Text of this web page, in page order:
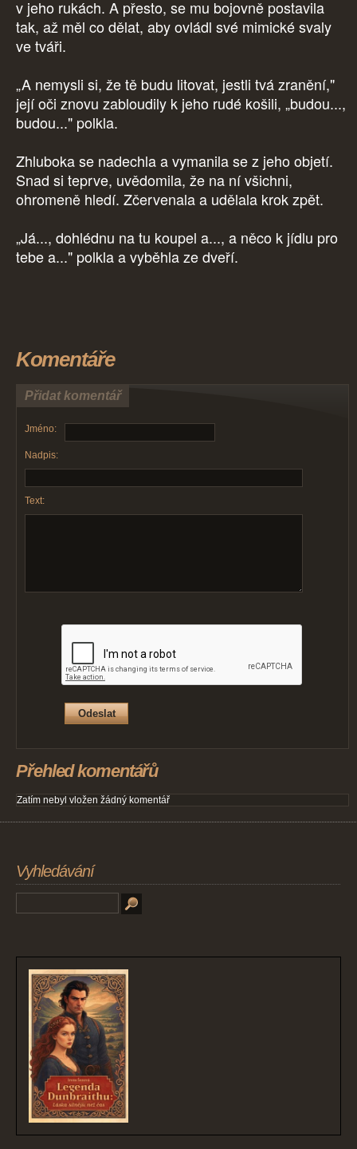
v jeho rukách. A přesto, se mu bojovně postavila
tak, až měl co dělat, aby ovládl své mimické svaly
ve tváři.
„A nemysli si, že tě budu litovat, jestli tvá zranění,"
její oči znovu zabloudily k jeho rudé košili, „budou...,
budou..." polkla.
Zhluboka se nadechla a vymanila se z jeho objetí.
Snad si teprve, uvědomila, že na ní všichni,
ohromeně hledí. Zčervenala a udělala krok zpět.
„Já..., dohlédnu na tu koupel a..., a něco k jídlu pro
tebe a..." polkla a vyběhla ze dveří.
Komentáře
Přidat komentář
Jméno:
Nadpis:
Text:
Přehled komentářů
Zatím nebyl vložen žádný komentář
Vyhledávání